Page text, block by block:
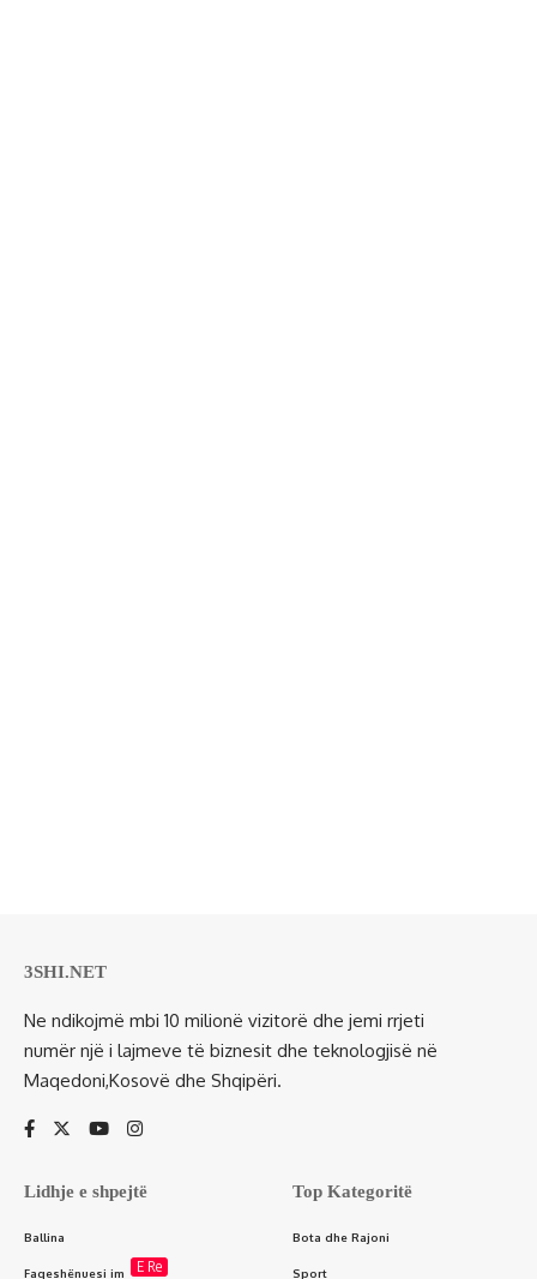
3SHI.NET
Ne ndikojmë mbi 10 milionë vizitorë dhe jemi rrjeti
numër një i lajmeve të biznesit dhe teknologjisë në
Maqedoni,Kosovë dhe Shqipëri.
Lidhje e shpejtë
Ballina
Faqeshënuesi im E Re
Top Kategoritë
Bota dhe Rajoni
Sport